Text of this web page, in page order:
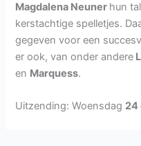
Magdalena Neuner hun
kerstachtige spelletjes.
gegeven voor een
er ook, van onder andere
en Marquess.
Uitzending: Woensdag 24